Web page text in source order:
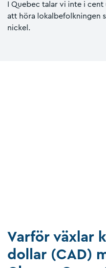
I Quebec talar vi inte i
att höra lokalbefolkningen
nickel.
Varför växlar
dollar (CAD)